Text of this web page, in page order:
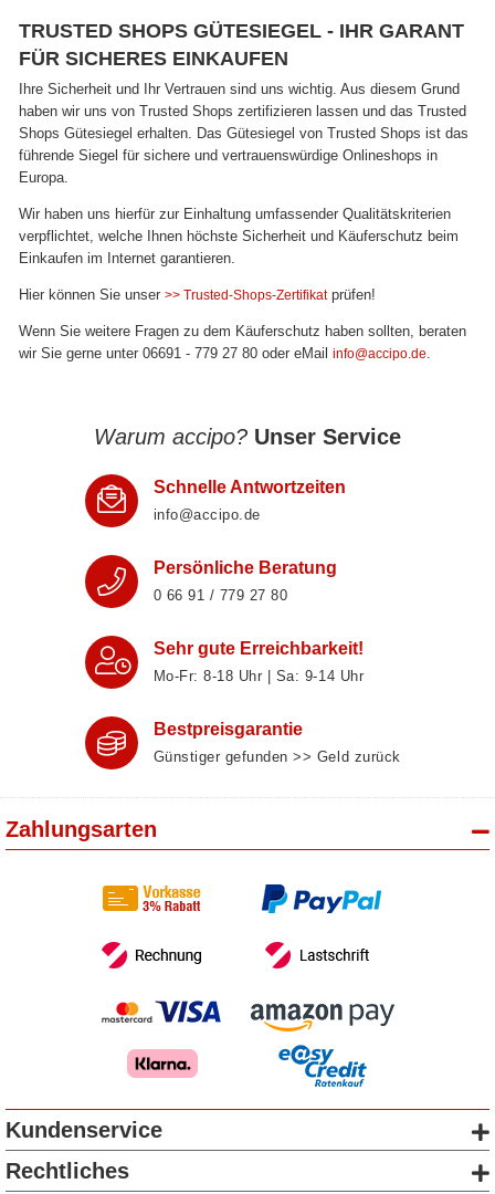
TRUSTED SHOPS GÜTESIEGEL - IHR GARANT
FÜR SICHERES EINKAUFEN
Ihre Sicherheit und Ihr Vertrauen sind uns wichtig. Aus diesem Grund
haben wir uns von Trusted Shops zertifizieren lassen und das Trusted
Shops Gütesiegel erhalten. Das Gütesiegel von Trusted Shops ist das
führende Siegel für sichere und vertrauenswürdige Onlineshops in
Europa.
Wir haben uns hierfür zur Einhaltung umfassender Qualitätskriterien
verpflichtet, welche Ihnen höchste Sicherheit und Käuferschutz beim
Einkaufen im Internet garantieren.
Hier können Sie unser >> Trusted-Shops-Zertifikatprüfen!
Wenn Sie weitere Fragen zu dem Käuferschutz haben sollten, beraten
wir Sie gerne unter 06691 - 779 27 80 oder eMail info@accipo.de.
Warum accipo? Unser Service
Schnelle Antwortzeiten
info@accipo.de
Persönliche Beratung
0 66 91 / 779 27 80
Sehr gute Erreichbarkeit!
Mo-Fr: 8‑18 Uhr | Sa: 9‑14 Uhr
Bestpreisgarantie
Günstiger gefunden >> Geld zurück
Zahlungsarten
Kundenservice
Rechtliches